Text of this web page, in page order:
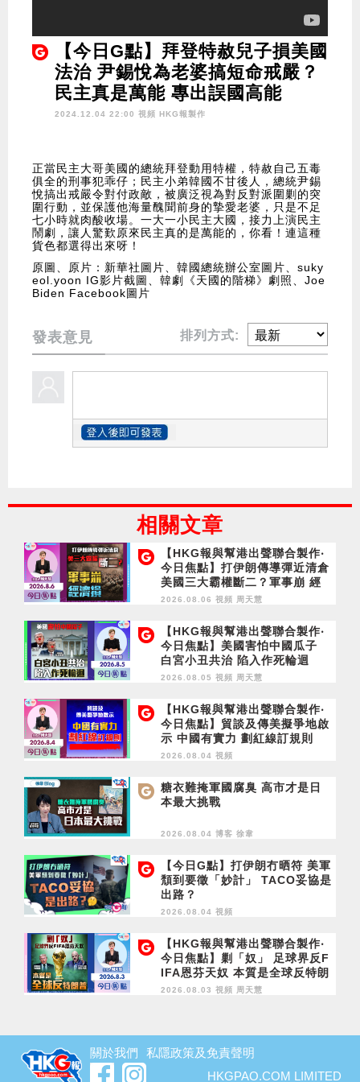
【今日G點】拜登特赦兒子損美國
法治 尹錫悅為老婆搞短命戒嚴？
民主真是萬能 專出誤國高能
2024.12.04 22:00 視頻 HKG報製作
正當民主大哥美國的總統拜登動用特權，特赦自己五毒
俱全的刑事犯乖仔；民主小弟韓國不甘後人，總統尹錫
悅搞出戒嚴令對付政敵，被廣泛視為對反對派圍剿的突
圍行動，並保護他海量醜聞前身的摯愛老婆，只是不足
七小時就肉酸收場。一大一小民主大國，接力上演民主
鬧劇，讓人驚歎原來民主真的是萬能的，你看！連這種
貨色都選得出來呀！
原圖、原片：新華社圖片、韓國總統辦公室圖片、suky
eol.yoon IG影片截圖、韓劇《天國的階梯》劇照、Joe
Biden Facebook圖片
發表意見 排列方式:
相關文章
【HKG報與幫港出聲聯合製作‧
今日焦點】打伊朗傳導彈近清倉
美國三大霸權斷二？軍事崩 經
濟損
2026.08.06 視頻 周天慧
【HKG報與幫港出聲聯合製作‧
今日焦點】美國害怕中國瓜子
白宮小丑共治 陷入作死輪迴
2026.08.05 視頻 周天慧
【HKG報與幫港出聲聯合製作‧
今日焦點】貿談及傳美擬爭地啟
示 中國有實力 劃紅線訂規則
2026.08.04 視頻
糖衣難掩軍國腐臭 高市才是日
本最大挑戰
2026.08.04 博客 徐韋
【今日G點】打伊朗冇晒符 美軍
頹到要徵「妙計」 TACO妥協是
出路？
2026.08.04 視頻
【HKG報與幫港出聲聯合製作‧
今日焦點】剿「奴」 足球界反F
IFA恩芬天奴 本質是全球反特朗
普
2026.08.03 視頻 周天慧
關於我們
私隱政策及免責聲明
HKGPAO.COM LIMITED